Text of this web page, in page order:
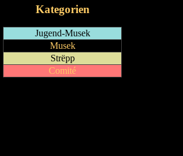
Kategorien
Jugend-Musek
Musek
Strëpp
Comité